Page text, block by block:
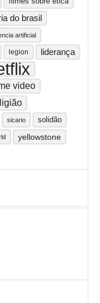
do brasil
artificial
legion liderança
video
sicario solidão
yellowstone